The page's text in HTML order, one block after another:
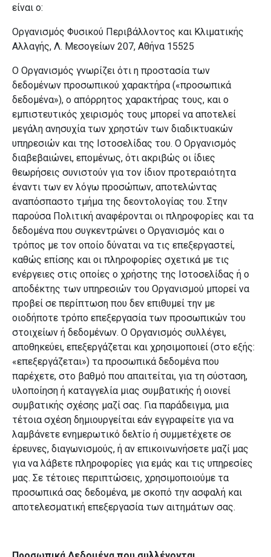
είναι ο:
Οργανισμός Φυσικού Περιβάλλοντος και Κλιματικής
Αλλαγής, Λ. Μεσογείων 207, Αθήνα 15525
Ο Οργανισμός γνωρίζει ότι η προστασία των
δεδομένων προσωπικού χαρακτήρα («προσωπικά
δεδομένα»), ο απόρρητος χαρακτήρας τους, και ο
εμπιστευτικός χειρισμός τους μπορεί να αποτελεί
μεγάλη ανησυχία των χρηστών των διαδικτυακών
υπηρεσιών και της Ιστοσελίδας του. Ο Οργανισμός
διαβεβαιώνει, επομένως, ότι ακριβώς οι ίδιες
θεωρήσεις συνιστούν για τον ίδιον προτεραιότητα
έναντι των εν λόγω προσώπων, αποτελώντας
αναπόσπαστο τμήμα της δεοντολογίας του. Στην
παρούσα Πολιτική αναφέρονται οι πληροφορίες και τα
δεδομένα που συγκεντρώνει ο Οργανισμός και ο
τρόπος με τον οποίο δύναται να τις επεξεργαστεί,
καθώς επίσης και οι πληροφορίες σχετικά με τις
ενέργειες στις οποίες ο χρήστης της Ιστοσελίδας ή ο
αποδέκτης των υπηρεσιών του Οργανισμού μπορεί να
προβεί σε περίπτωση που δεν επιθυμεί την με
οιοδήποτε τρόπο επεξεργασία των προσωπικών του
στοιχείων ή δεδομένων. Ο Οργανισμός συλλέγει,
αποθηκεύει, επεξεργάζεται και χρησιμοποιεί (στο εξής:
«επεξεργάζεται») τα προσωπικά δεδομένα που
παρέχετε, στο βαθμό που απαιτείται, για τη σύσταση,
υλοποίηση ή καταγγελία μιας συμβατικής ή οιονεί
συμβατικής σχέσης μαζί σας. Για παράδειγμα, μια
τέτοια σχέση δημιουργείται εάν εγγραφείτε για να
λαμβάνετε ενημερωτικό δελτίο ή συμμετέχετε σε
έρευνες, διαγωνισμούς, ή αν επικοινωνήσετε μαζί μας
για να λάβετε πληροφορίες για εμάς και τις υπηρεσίες
μας. Σε τέτοιες περιπτώσεις, χρησιμοποιούμε τα
προσωπικά σας δεδομένα, με σκοπό την ασφαλή και
αποτελεσματική επεξεργασία των αιτημάτων σας.